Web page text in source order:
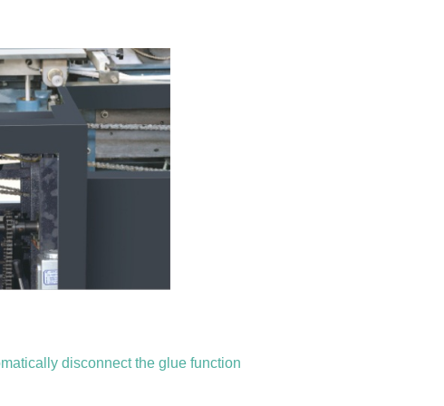
disconnect the glue function